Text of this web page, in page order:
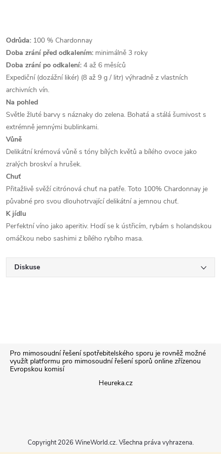
Odrůda: 100 % Chardonnay
Doba zrání před odkalením: minimálně 3 roky
Doba zrání po odkalení: 4 až 6 měsíců
Expediční (dozážní likér) (8 až 9 g / litr) výhradně z vlastních
archivních vín.
Na pohled
Světle žluté barvy s náznaky do zelena. Bohatá a stálá šumivost s
extrémně jemnými bublinkami.
Vůně
Delikátní krémová vůně s tóny bílých květů a bílého ovoce jako
zralých broskví a hrušek.
Chuť
Přitažlivě svěží citrónová chuť na patře. Toto 100% Chardonnay je
půvabné pro svou dlouhotrvající delikátní a jemnou chuť.
K jídlu
Perfektní víno jako aperitiv. Hodí se k ústřicím, rybám s holandskou
omáčkou nebo sashimi z bílého rybího masa.
Diskuse
ZPro mimosoudní řešení spotřebitelského sporu je rovněž možné
využít platformu pro mimosoudní řešení sporů online zřízenou
Evropskou komisí
Heureka.cz
Copyright 2026 WineWorld.cz. Všechna práva vyhrazena.